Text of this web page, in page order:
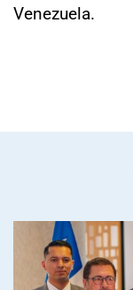
Venezuela.